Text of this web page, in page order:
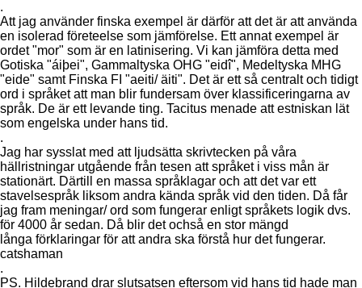
.
Att jag använder finska exempel är därför att det är att använda
en isolerad företeelse som jämförelse. Ett annat exempel är
ordet "mor" som är en latinisering. Vi kan jämföra detta med
Gotiska "áiþei", Gammaltyska OHG "eidî", Medeltyska MHG
"eide" samt Finska FI "aeiti/ äiti". Det är ett så centralt och tidigt
ord i språket att man blir fundersam över klassificeringarna av
språk. De är ett levande ting. Tacitus menade att estniskan lät
som engelska under hans tid.
.
Jag har sysslat med att ljudsätta skrivtecken på våra
hällristningar utgående från tesen att språket i viss mån är
stationärt. Därtill en massa språklagar och att det var ett
stavelsespråk liksom andra kända språk vid den tiden. Då får
jag fram meningar/ ord som fungerar enligt språkets logik dvs.
för 4000 år sedan. Då blir det ochså en stor mängd
långa förklaringar för att andra ska förstå hur det fungerar.
catshaman
.
PS. Hildebrand drar slutsatsen eftersom vid hans tid hade man